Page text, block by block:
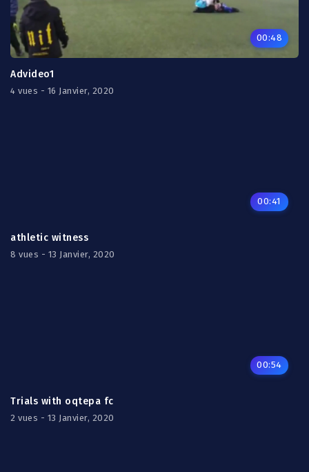
00:48
Advideo1
4 vues - 16 Janvier, 2020
00:41
athletic witness
8 vues - 13 Janvier, 2020
00:54
Trials with oqtepa fc
2 vues - 13 Janvier, 2020